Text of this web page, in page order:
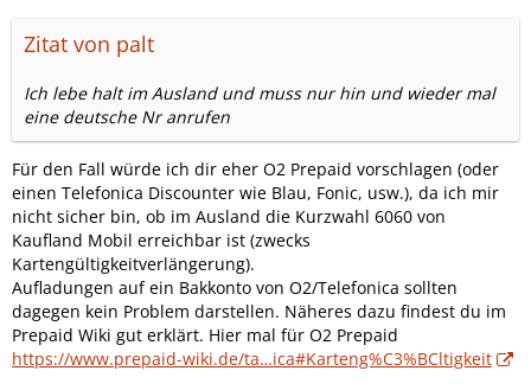
Zitat von palt
Ich lebe halt im Ausland und muss nur hin und wieder mal
eine deutsche Nr anrufen
Für den Fall würde ich dir eher O2 Prepaid vorschlagen (oder
einen Telefonica Discounter wie Blau, Fonic, usw.), da ich mir
nicht sicher bin, ob im Ausland die Kurzwahl 6060 von
Kaufland Mobil erreichbar ist (zwecks
Kartengültigkeitverlängerung).
Aufladungen auf ein Bakkonto von O2/Telefonica sollten
dagegen kein Problem darstellen. Näheres dazu findest du im
Prepaid Wiki gut erklärt. Hier mal für O2 Prepaid
https://www.prepaid-wiki.de/ta…ica#Karteng%C3%BCltigkeit